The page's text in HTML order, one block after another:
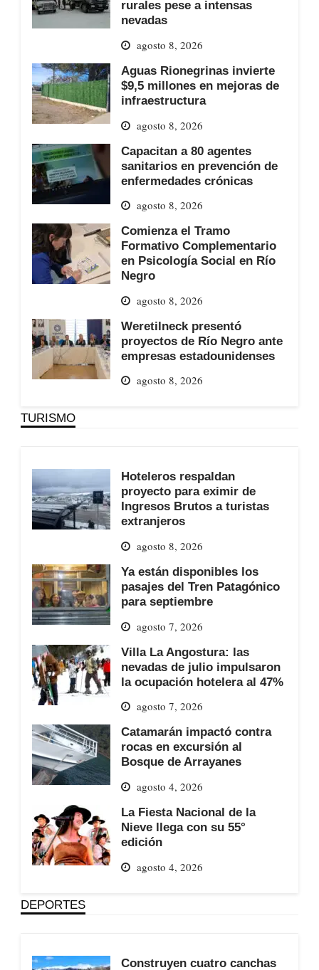
rurales pese a intensas
nevadas
agosto 8, 2026
Aguas Rionegrinas invierte
$9,5 millones en mejoras de
infraestructura
agosto 8, 2026
Capacitan a 80 agentes
sanitarios en prevención de
enfermedades crónicas
agosto 8, 2026
Comienza el Tramo
Formativo Complementario
en Psicología Social en Río
Negro
agosto 8, 2026
Weretilneck presentó
proyectos de Río Negro ante
empresas estadounidenses
agosto 8, 2026
TURISMO
Hoteleros respaldan
proyecto para eximir de
Ingresos Brutos a turistas
extranjeros
agosto 8, 2026
Ya están disponibles los
pasajes del Tren Patagónico
para septiembre
agosto 7, 2026
Villa La Angostura: las
nevadas de julio impulsaron
la ocupación hotelera al 47%
agosto 7, 2026
Catamarán impactó contra
rocas en excursión al
Bosque de Arrayanes
agosto 4, 2026
La Fiesta Nacional de la
Nieve llega con su 55°
edición
agosto 4, 2026
DEPORTES
Construyen cuatro canchas